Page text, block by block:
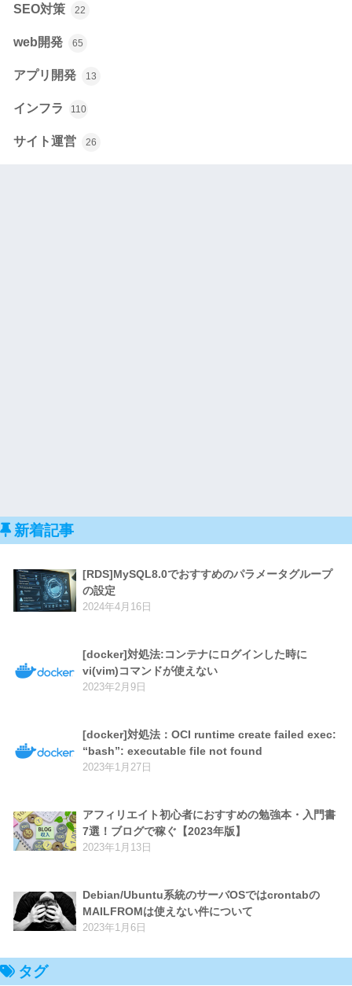
SEO対策 22
web開発 65
アプリ開発 13
インフラ 110
サイト運営 26
新着記事
[RDS]MySQL8.0でおすすめのパラメータグループ
の設定
2024年4月16日
[docker]対処法:コンテナにログインした時に
vi(vim)コマンドが使えない
2023年2月9日
[docker]対処法：OCI runtime create failed exec:
“bash”: executable file not found
2023年1月27日
アフィリエイト初心者におすすめの勉強本・入門書
7選！ブログで稼ぐ【2023年版】
2023年1月13日
Debian/Ubuntu系統のサーバOSではcrontabの
MAILFROMは使えない件について
2023年1月6日
タグ